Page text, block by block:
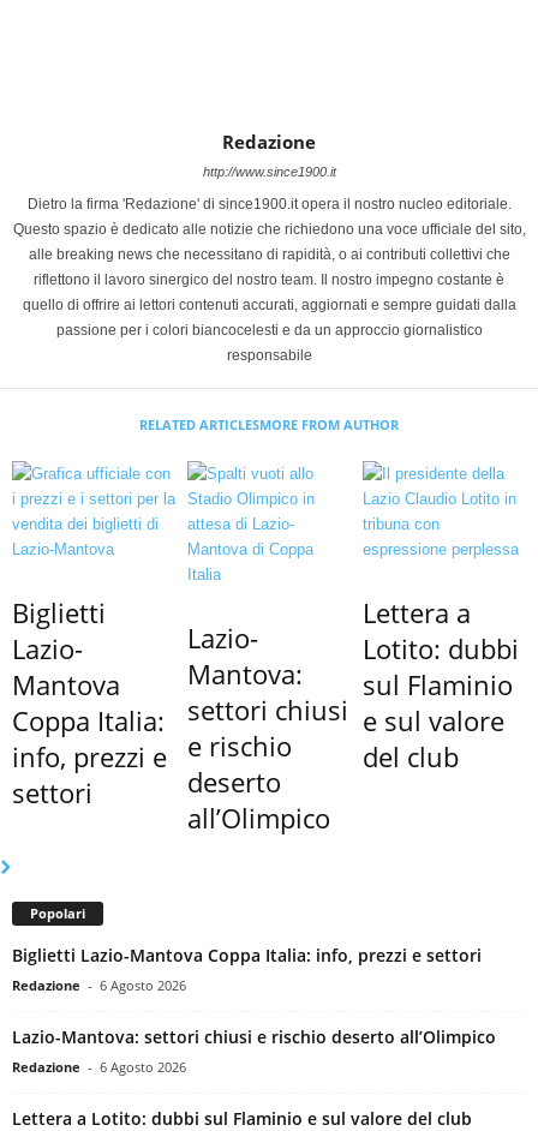
Redazione
http://www.since1900.it
Dietro la firma 'Redazione' di since1900.it opera il nostro nucleo editoriale.
Questo spazio è dedicato alle notizie che richiedono una voce ufficiale del sito,
alle breaking news che necessitano di rapidità, o ai contributi collettivi che
riflettono il lavoro sinergico del nostro team. Il nostro impegno costante è
quello di offrire ai lettori contenuti accurati, aggiornati e sempre guidati dalla
passione per i colori biancocelesti e da un approccio giornalistico
responsabile
RELATED ARTICLESMORE FROM AUTHOR
Biglietti
Lazio-
Mantova
Coppa Italia:
info, prezzi e
settori
Lazio-
Mantova:
settori chiusi
e rischio
deserto
all’Olimpico
Lettera a
Lotito: dubbi
sul Flaminio
e sul valore
del club
Popolari
Biglietti Lazio-Mantova Coppa Italia: info, prezzi e settori
Redazione - 6 Agosto 2026
Lazio-Mantova: settori chiusi e rischio deserto all’Olimpico
Redazione - 6 Agosto 2026
Lettera a Lotito: dubbi sul Flaminio e sul valore del club